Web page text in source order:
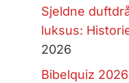
Sjeldne
luksus:
2026
Bibelquiz